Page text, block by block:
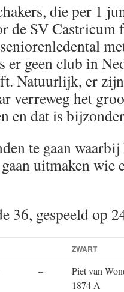
die per 1
de SV Castricum
er geen club in
Natuurlijk, er
verreweg het
en dat is
te gaan
uitmaken wie
36, gespeeld op
ZWART
–
Piet van
1874 A